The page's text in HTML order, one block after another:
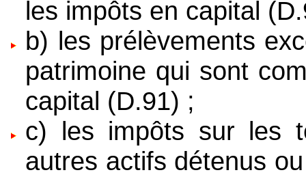
les impôts en capital
b) les prélèvements
patrimoine qui sont
capital (D.91) ;
c) les impôts sur les
autres actifs détenus